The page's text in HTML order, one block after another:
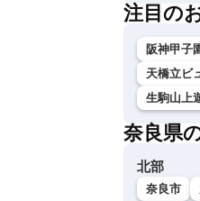
注目の
阪神甲子
天橋立ビ
生駒山上
奈良県
北部
奈良市